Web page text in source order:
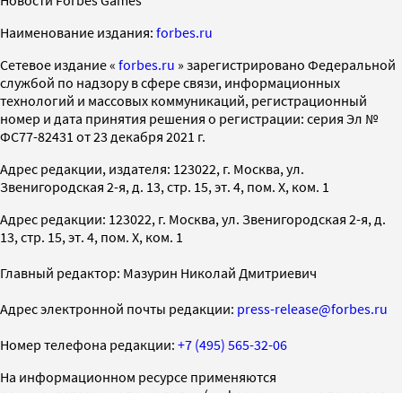
Наименование издания: forbes.ru
Cетевое издание « forbes.ru » зарегистрировано Федеральной
службой по надзору в сфере связи, информационных
технологий и массовых коммуникаций, регистрационный
номер и дата принятия решения о регистрации: серия Эл №
ФС77-82431 от 23 декабря 2021 г.
Адрес редакции, издателя: 123022, г. Москва, ул.
Звенигородская 2-я, д. 13, стр. 15, эт. 4, пом. X, ком. 1
Адрес редакции: 123022, г. Москва, ул. Звенигородская 2-я, д.
13, стр. 15, эт. 4, пом. X, ком. 1
Главный редактор: Мазурин Николай Дмитриевич
Адрес электронной почты редакции: press-release@forbes.ru
Номер телефона редакции: +7 (495) 565-32-06
На информационном ресурсе применяются